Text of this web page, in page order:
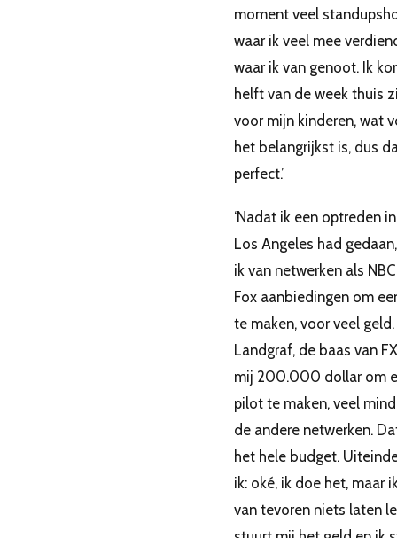
moment veel
waar ik veel mee
waar ik van genoot. Ik
helft van de week thuis
voor mijn kinderen, wat
het belangrijkst is, dus
perfect.’
‘Nadat ik een optreden in
Los Angeles had
ik van netwerken als
Fox aanbiedingen om
te maken, voor veel geld.
Landgraf, de baas van
mij 200.000 dollar om
pilot te maken, veel
de andere netwerken.
het hele budget.
ik: oké, ik doe het, maar
van tevoren niets laten